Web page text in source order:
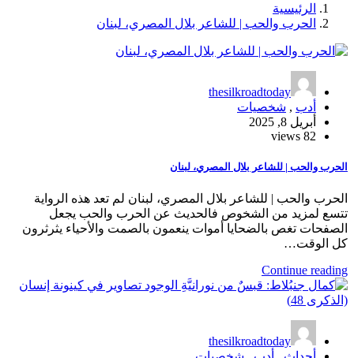
الرئيسية
الحرب والحب | للشاعر بلال المصري، لبنان
thesilkroadtoday
أدب , شخصيات
أبريل 8, 2025
82 views
الحرب والحب | للشاعر بلال المصري، لبنان
الحرب والحب | للشاعر بلال المصري، لبنان لم تعد هذه الرواية
تتسع لمزيد من الشخوص فالحديث عن الحرب والحب يجعل
الصفحات تغص بالضحايا أموات ينعمون بالصمت والأحياء يثرثرون
كل الوقت…
Continue reading
thesilkroadtoday